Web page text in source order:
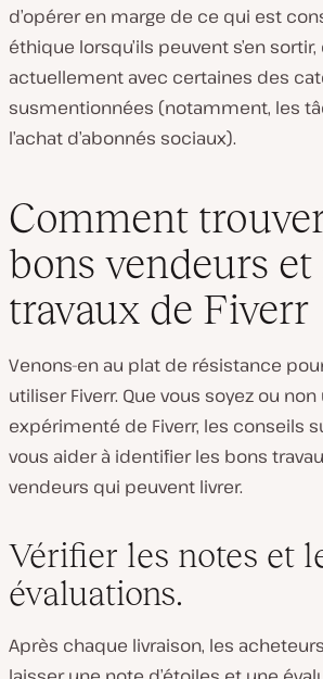
d’opérer en marge de ce qui est
éthique lorsqu’ils peuvent s’en
actuellement avec certaines des
susmentionnées (notamment, les
l’achat d’abonnés sociaux).
Comment
bons vendeurs et
travaux de Fiverr
Venons-en au plat de résistance
utiliser Fiverr. Que vous soyez ou
expérimenté de Fiverr, les conseils
vous aider à identifier les bons
vendeurs qui peuvent livrer.
Vérifier les notes et
évaluations.
Après chaque livraison, les